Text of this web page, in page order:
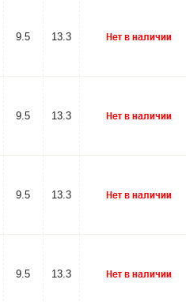
9.5 13.3
9.5 13.3
9.5 13.3
9.5 13.3